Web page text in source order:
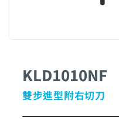
KLD1010NF
雙步進型附右切刀